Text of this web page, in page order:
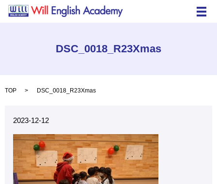
メ
DSC_0018_R23Xmas
TOP DSC_0018_R23Xmas
2023-12-12